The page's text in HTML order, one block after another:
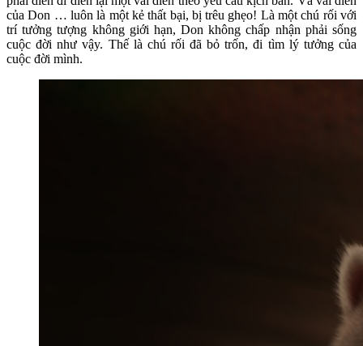
của Don … luôn là một kẻ thất bại, bị trêu ghẹo! Là một chú rối với
trí tưởng tượng không giới hạn, Don không chấp nhận phải sống
cuộc đời như vậy. Thế là chú rối đã bỏ trốn, đi tìm lý tưởng của
cuộc đời mình.